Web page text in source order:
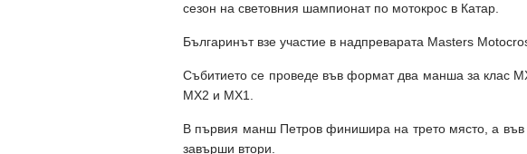
сезон на световния шампионат по мотокрос в Катар.
Българинът взе участие в надпреварата Masters
Събитието се проведе във формат два манша за клас
МХ2 и МХ1.
В първия манш Петров финишира на трето място, а във
завърши втори.